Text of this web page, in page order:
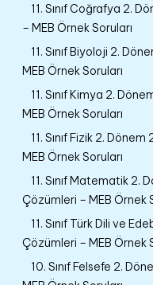
11. Sınıf Coğrafya 2.
– MEB Örnek Soruları
11. Sınıf Biyoloji 2.
MEB Örnek Soruları
11. Sınıf Kimya 2.
MEB Örnek Soruları
11. Sınıf Fizik 2.
MEB Örnek Soruları
11. Sınıf Matematik 2.
Çözümleri – MEB Örnek
11. Sınıf Türk Dili ve
Çözümleri – MEB Örnek
10. Sınıf Felsefe 2.